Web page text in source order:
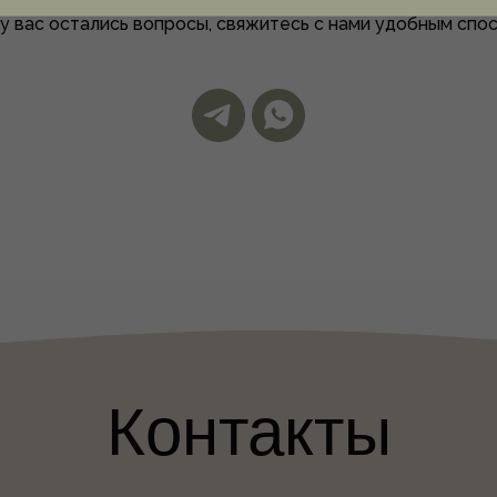
вас остались вопросы, свяжитесь с нами удобным
Контакты